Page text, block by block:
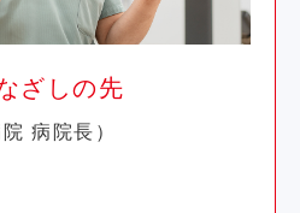
ざしの先
病院長）